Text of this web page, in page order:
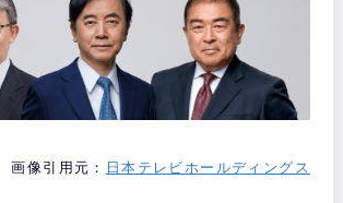
画像引用元： 日本テレビホールディングス